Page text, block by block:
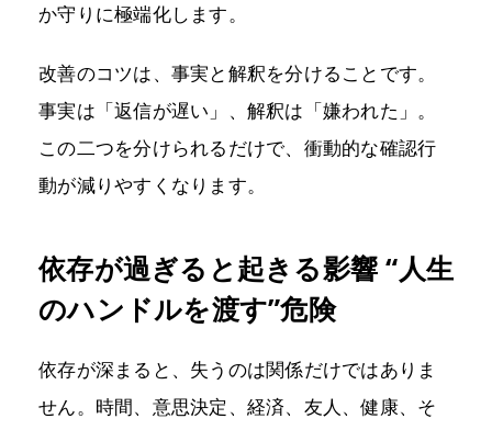
か守りに極端化します。
改善のコツは、事実と解釈を分けることです。
事実は「返信が遅い」、解釈は「嫌われた」。
この二つを分けられるだけで、衝動的な確認行
動が減りやすくなります。
依存が過ぎると起きる影響 “人生
のハンドルを渡す”危険
依存が深まると、失うのは関係だけではありま
せん。時間、意思決定、経済、友人、健康、そ